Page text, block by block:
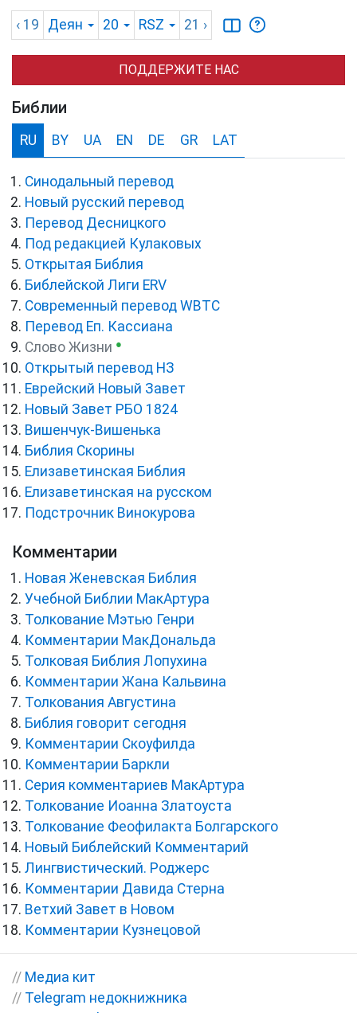
‹ 19 Деян 20 RSZ 21 ›
ПОДДЕРЖИТЕ НАС
Библии
RU BY UA EN DE GR LAT
Синодальный перевод
Новый русский перевод
Перевод Десницкого
Под редакцией Кулаковых
Открытая Библия
Библейской Лиги ERV
Cовременный перевод WBTC
Перевод Еп. Кассиана
Слово Жизни ●
Открытый перевод НЗ
Еврейский Новый Завет
Новый Завет РБО 1824
Вишенчук-Вишенька
Библия Скорины
Елизаветинская Библия
Елизаветинская на русском
Подстрочник Винокурова
Комментарии
Новая Женевская Библия
Учебной Библии МакАртура
Толкование Мэтью Генри
Комментарии МакДональда
Толковая Библия Лопухина
Комментарии Жана Кальвина
Толкования Августина
Библия говорит сегодня
Комментарии Скоуфилда
Комментарии Баркли
Серия комментариев МакАртура
Толкование Иоанна Златоуста
Толкование Феофилакта Болгарского
Новый Библейский Комментарий
Лингвистический. Роджерс
Комментарии Давида Стерна
Ветхий Завет в Новом
Комментарии Кузнецовой
// Медиа кит
// Telegram недокнижника